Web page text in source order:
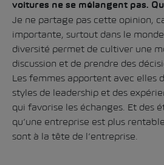
voitures ne se mélangent pas.
Je ne partage pas cette opinion,
importante, surtout dans le
diversité permet de cultiver une
discussion et de prendre des
Les femmes apportent avec elles
styles de leadership et des
qui favorise les échanges. Et des
qu’une entreprise est plus
sont à la tête de l’entreprise.